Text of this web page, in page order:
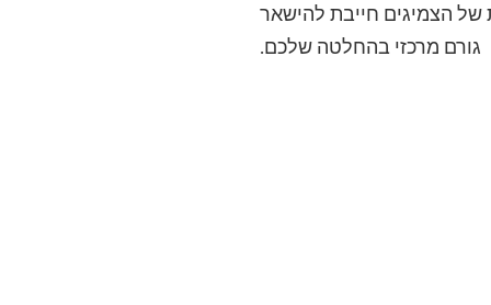
של הצמיגים חייבת להישאר
גורם מרכזי בהחלטה שלכם.